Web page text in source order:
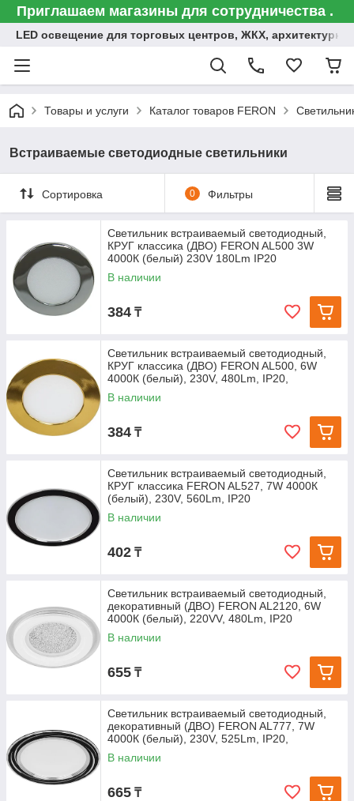
Приглашаем магазины для сотрудничества .
LED освещение для торговых центров, ЖКХ,
Товары и услуги Каталог товаров FERON
Встраиваемые светодиодные светильники
Сортировка 0 Фильтры
Светильник встраиваемый светодиодный,
КРУГ классика (ДВО) FERON AL500 3W
4000К (белый) 230V 180Lm IP20
В наличии
384 ₸
Светильник встраиваемый светодиодный,
КРУГ классика (ДВО) FERON AL500, 6W
4000К (белый), 230V, 480Lm, IP20,
В наличии
384 ₸
Светильник встраиваемый светодиодный,
КРУГ классика FERON AL527, 7W 4000К
(белый), 230V, 560Lm, IP20
В наличии
402 ₸
Светильник встраиваемый светодиодный,
декоративный (ДВО) FERON AL2120, 6W
4000К (белый), 220VV, 480Lm, IP20
В наличии
655 ₸
Светильник встраиваемый светодиодный,
декоративный (ДВО) FERON AL777, 7W
4000К (белый), 230V, 525Lm, IP20,
В наличии
665 ₸